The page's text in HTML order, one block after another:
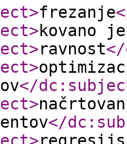
>frezanje
>kovano
>ravnost
>
</
>
</